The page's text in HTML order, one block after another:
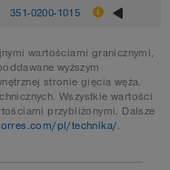
351-0200-1015
wartościami granicznymi,
wyższym
stronie gięcia węża.
Wszystkie wartości
przybliżonymi. Dalsze
pl/technika/.